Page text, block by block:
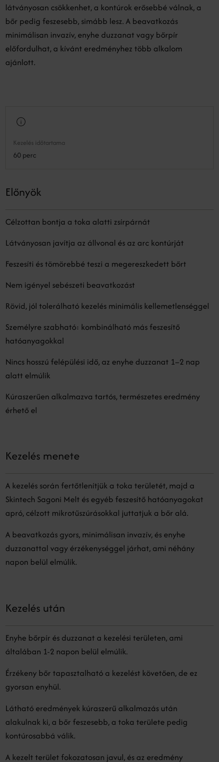
látványosan csökkenhet, a kontúrok erősebbé válnak, a
bőr pedig feszesebb, simább lesz. A beavatkozás
minimálisan invazív, enyhe duzzanat vagy bőrpír
előfordulhat, a kívánt eredményhez több alkalom
ajánlott.
Kezelés időtartama
60 perc
Előnyök
Célzottan bontja a toka alatti zsírpárnát
Látványosan javítja az állvonal és az arc kontúrját
Feszesíti és tömörebbé teszi a megereszkedett bőrt
Nem igényel sebészeti beavatkozást
Rövid, jól tolerálható kezelés minimális kellemetlenséggel
Személyre szabható: kombinálható más feszesítő
hatóanyagokkal
Nincs hosszú felépülési idő, az enyhe duzzanat 1–2 nap
alatt elmúlik
Kúraszerűen alkalmazva tartós, természetes eredmény
érhető el
Kezelés menete
A kezelés során fertőtlenítjük a toka területét, majd a
Skintech Sagoni Melt és egyéb feszesítő hatóanyagokat
apró, célzott mikrotűszúrásokkal juttatjuk a bőr alá.
A beavatkozás gyors, minimálisan invazív, és enyhe
duzzanattal vagy érzékenységgel járhat, ami néhány
napon belül elmúlik.
Kezelés után
Enyhe bőrpír és duzzanat a kezelési területen, ami
általában 1-2 napon belül elmúlik.
Érzékeny bőr tapasztalható a kezelést követően, de ez
gyorsan enyhül.
Látható eredmények kúraszerű alkalmazás után
alakulnak ki, a bőr feszesebb, a toka területe pedig
kontúrosabbá válik.
A kezelt terület fokozatosan javul, és az eredmény